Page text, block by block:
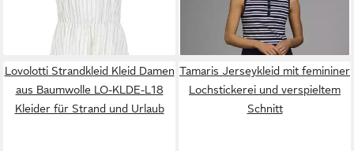
Volants, Seersucker Optik
Lovolotti Strandkleid Kleid Damen
aus Baumwolle LO-KLDE-L18
Kleider für Strand und Urlaub
Tamaris Jerseykleid mit femininer
Lochstickerei und verspieltem
Schnitt